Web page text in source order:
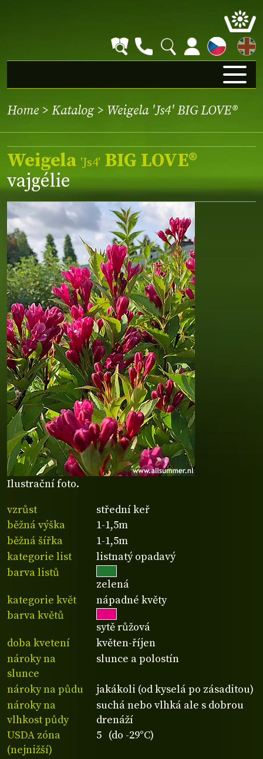
EN
Home > Katalog> Weigela 'Js4' BIG LOVE®
Ilustrační foto.
Weigela 'Js4' BIG LOVE®
vajgélie
vzrůst
střední keř
běžná výška
1-1,5m
běžná šířka
1-1,5m
kategorie list
listnatý opadavý
barva listů
zelená
kategorie květ
nápadné květy
barva květů
sytě růžová
doba kvetení
květen-říjen
nároky na
slunce
slunce a polostín
nároky na půdu
jakákoli (od kyselá po zásaditou)
nároky na
vlhkost půdy
suchá nebo vlhká ale s dobrou
drenáží
USDA zóna
(nejnižší)
5 (do -29°C)